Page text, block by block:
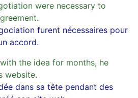
were necessary to
furent nécessaires pour
accord.
the idea for months, he
website.
dans sa tête pendant des